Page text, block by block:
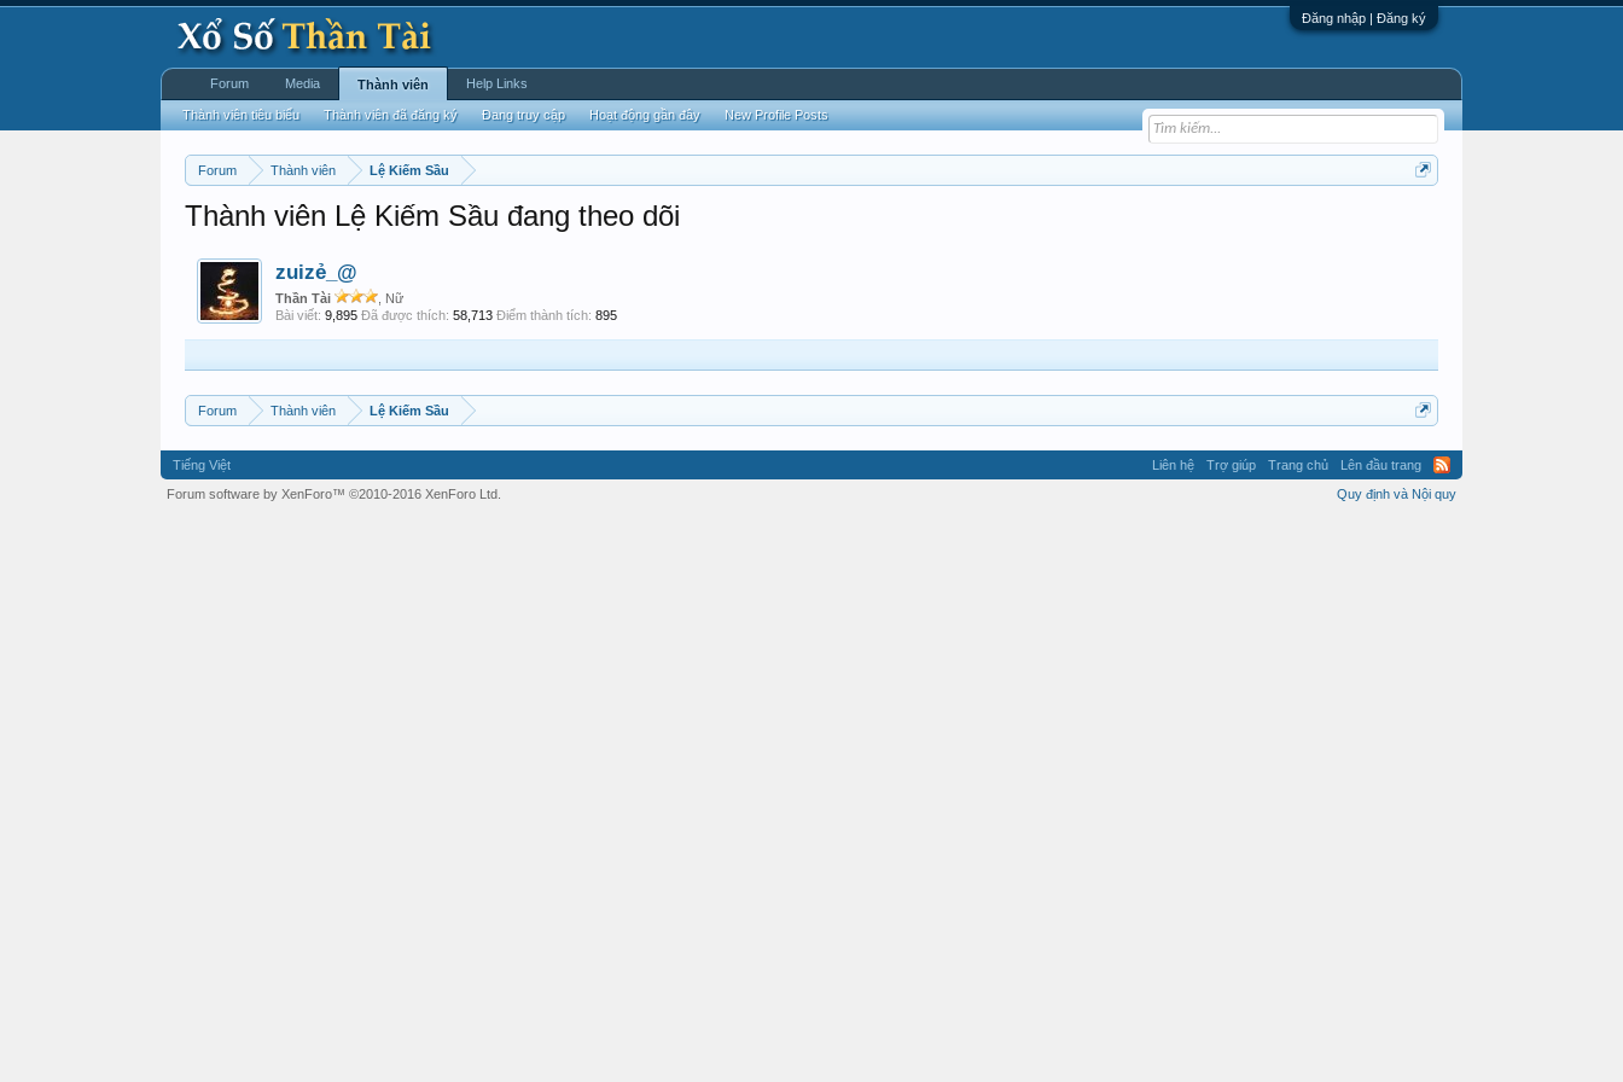
Đăng nhập | Đăng ký
Forum Thành viên Lệ Kiếm Sầu
Thành viên Lệ Kiếm Sầu đang theo dõi
zuizẻ_@
Thần Tài
, Nữ
Bài viết: 9,895 Đã được thích: 58,713 Điểm thành tích: 895
Forum Thành viên Lệ Kiếm Sầu
Forum Media Thành viên
Thành viên tiêu biểu Thành viên đã đăng ký Đang truy cập Hoạt động gần đây New Profile Posts
Help Links
Tiếng Việt Liên hệ Trợ giúp Trang chủ
Lên đầu trang
Quy định và Nội quy
Forum software by XenForo™ ©2010-2016 XenForo Ltd.